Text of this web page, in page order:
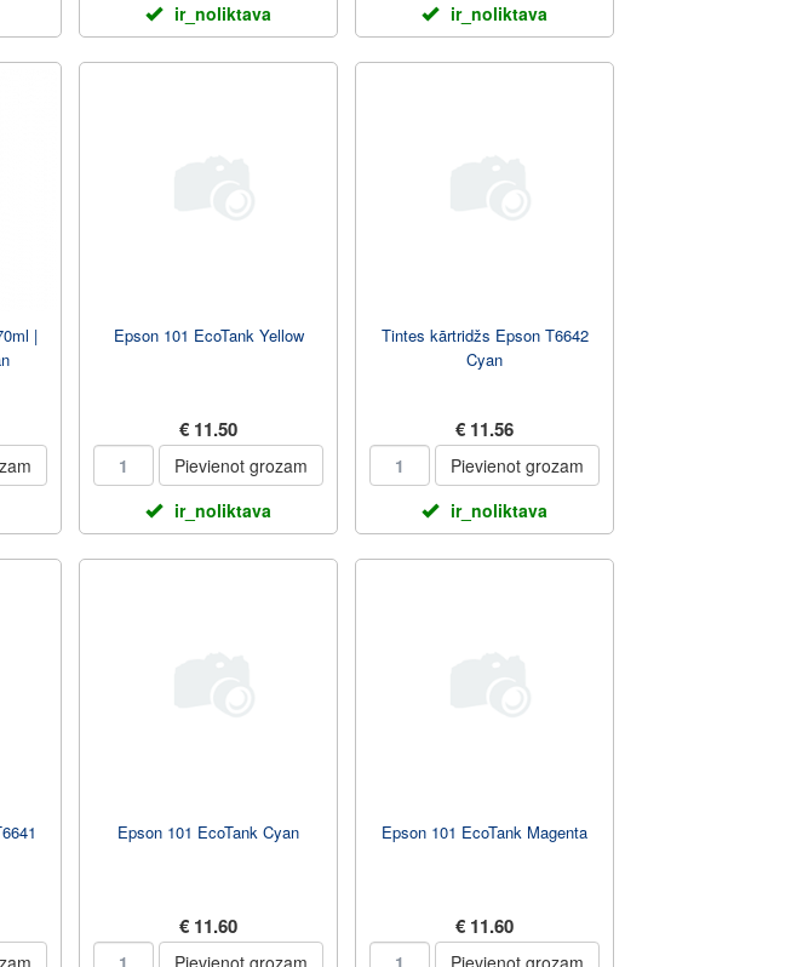
ir_noliktava
ir_noliktava
|
Epson 101 EcoTank Yellow
€ 11.50
Pievienot grozam
ir_noliktava
Tintes kārtridžs Epson T6642
Cyan
€ 11.56
Pievienot grozam
ir_noliktava
Epson 101 EcoTank Cyan
€ 11.60
Pievienot grozam
Epson 101 EcoTank Magenta
€ 11.60
Pievienot grozam